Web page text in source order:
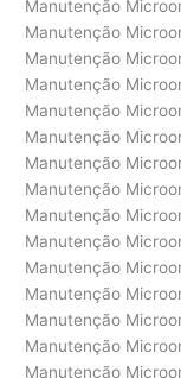
Manutenção
Manutenção
Manutenção
Manutenção
Manutenção
Manutenção
Manutenção
Manutenção
Manutenção
Manutenção
Manutenção
Manutenção
Manutenção
Manutenção
Manutenção